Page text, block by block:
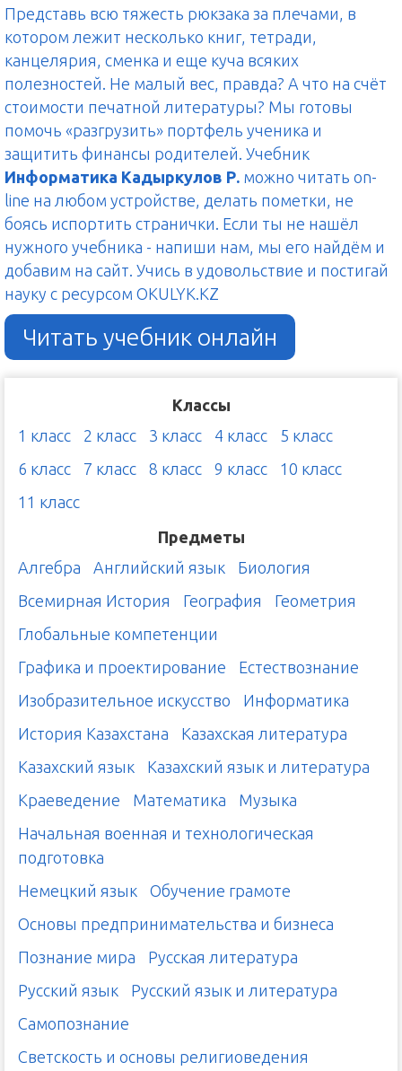
Представь всю тяжесть рюкзака за плечами, в
котором лежит несколько книг, тетради,
канцелярия, сменка и еще куча всяких
полезностей. Не малый вес, правда? А что на счёт
стоимости печатной литературы? Мы готовы
помочь «разгрузить» портфель ученика и
защитить финансы родителей. Учебник
Информатика Кадыркулов Р. можно читать on-
line на любом устройстве, делать пометки, не
боясь испортить странички. Если ты не нашёл
нужного учебника - напиши нам, мы его найдём и
добавим на сайт. Учись в удовольствие и постигай
науку с ресурсом OKULYK.KZ
Читать учебник онлайн
Классы
1 класс
2 класс 3 класс 4 класс
5 класс
6 класс
7 класс 8 класс 9 класс
10 класс
11 класс
Предметы
Алгебра
Английский язык
Биология
Всемирная История
География
Геометрия
Глобальные компетенции
Графика и проектирование
Естествознание
Изобразительное искусство
Информатика
История Казахстана
Казахская литература
Казахский язык
Казахский язык и литература
Краеведение
Математика
Музыка
Начальная военная и технологическая
подготовка
Немецкий язык
Обучение грамоте
Основы предпринимательства и бизнеса
Познание мира
Русская литература
Русский язык
Русский язык и литература
Самопознание
Светскость и основы религиоведения